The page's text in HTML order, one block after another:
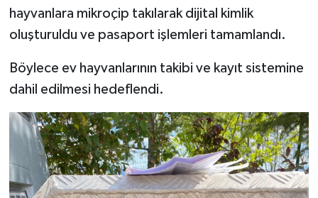
hayvanlara mikroçip takılarak dijital kimlik
oluşturuldu ve pasaport işlemleri tamamlandı.
Böylece ev hayvanlarının takibi ve kayıt sistemine
dahil edilmesi hedeflendi.
Magazin
Otomobil
Pazarlar
Politika